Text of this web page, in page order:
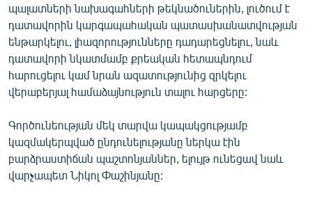
Հայերեն
English
Русский
ՀԵՏԵՎԵՔ ՄԵԶ
պալատների նախագահների թեկնածուներին, լուծում է
դատավորին կարգապահական պատասխանատվության
ենթարկելու, լիազորությունները դադարեցնելու, նաև
դատավորի նկատմամբ քրեական հետապնդում
հարուցելու կամ նրան ազատությունից զրկելու
վերաբերյալ համաձայնություն տալու հարցերը:
Գործունեության մեկ տարվա կապակցությամբ
կազմակերպված ընդունելությանը ներկա էին
բարձրաստիճան պաշտոնյաններ, ելույթ ունեցավ նաև
վարչապետ Նիկոլ Փաշինյանը: